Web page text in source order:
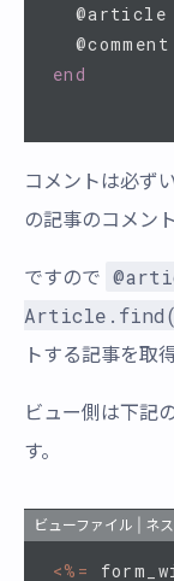
@article
@comment
end
コメントは必ず
の記事のコメン
ですので
トする記事を取
ビュー側は下記
す。
ビューファイル | ネ
<%=